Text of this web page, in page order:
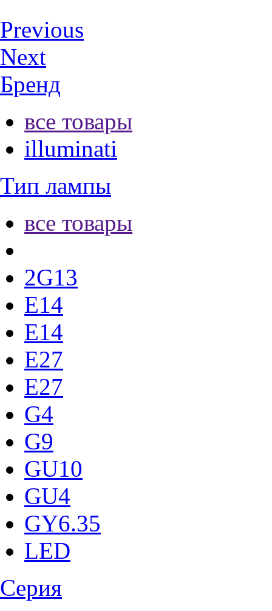
Previous
Next
Бренд
все товары
illuminati
Тип лампы
все товары
2G13
E14
E14
E27
E27
G4
G9
GU10
GU4
GY6.35
LED
Серия